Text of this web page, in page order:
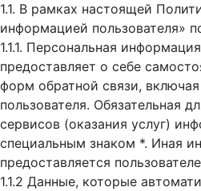
1.1. В рамках настоящей
информацией пользователя»
1.1.1. Персональная
предоставляет о себе
форм обратной связи,
пользователя. Обязательная
сервисов (оказания услуг)
специальным знаком *. Иная
предоставляется
1.1.2 Данные, которые